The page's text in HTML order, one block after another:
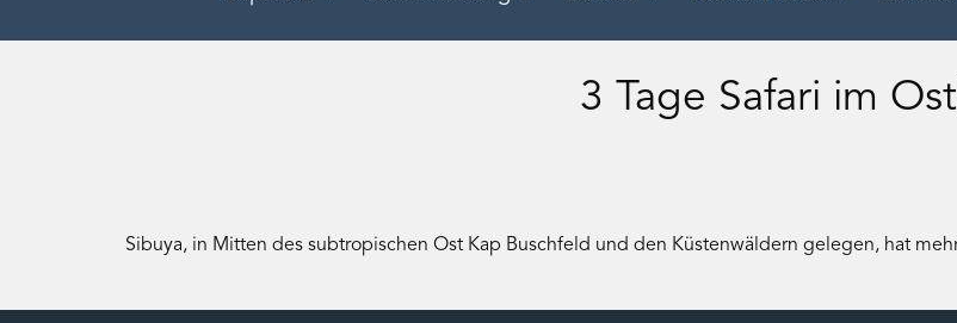
3 Tage Safari im
Sibuya, in Mitten des subtropischen Ost Kap Buschfeld und den Küstenwäldern gelegen, hat